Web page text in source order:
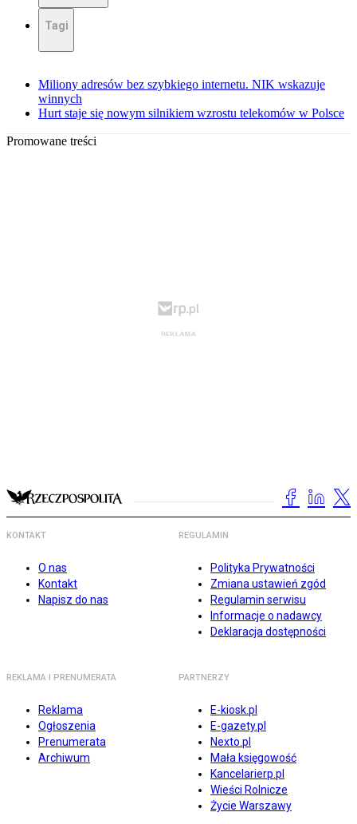
Tagi
Miliony adresów bez szybkiego internetu. NIK wskazuje
winnych
Hurt staje się nowym silnikiem wzrostu telekomów w Polsce
Promowane treści
KONTAKT
O nas
Kontakt
Napisz do nas
REGULAMIN
Polityka Prywatności
Zmiana ustawień zgód
Regulamin serwisu
Informacje o nadawcy
Deklaracja dostępności
REKLAMA I PRENUMERATA
Reklama
Ogłoszenia
Prenumerata
Archiwum
PARTNERZY
E-kiosk.pl
E-gazety.pl
Nexto.pl
Mała księgowość
Kancelarierp.pl
Wieści Rolnicze
Życie Warszawy